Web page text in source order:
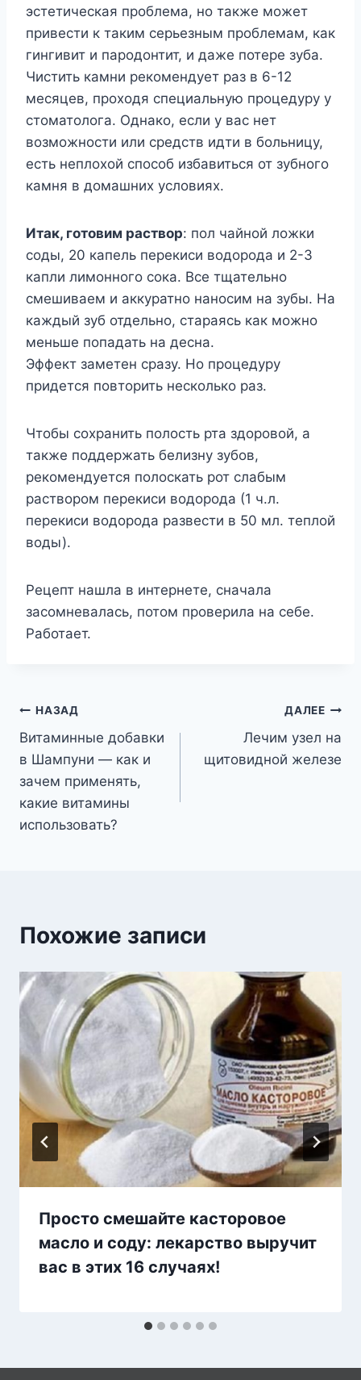
эстетическая проблема, но также может
привести к таким серьезным проблемам, как
гингивит и пародонтит, и даже потере зуба.
Чистить камни рекомендует раз в 6-12
месяцев, проходя специальную процедуру у
стоматолога. Однако, если у вас нет
возможности или средств идти в больницу,
есть неплохой способ избавиться от зубного
камня в домашних условиях.
Итак, готовим раствор: пол чайной ложки
соды, 20 капель перекиси водорода и 2-3
капли лимонного сока. Все тщательно
смешиваем и аккуратно наносим на зубы. На
каждый зуб отдельно, стараясь как можно
меньше попадать на десна.
Эффект заметен сразу. Но процедуру
придется повторить несколько раз.
Чтобы сохранить полость рта здоровой, а
также поддержать белизну зубов,
рекомендуется полоскать рот слабым
раствором перекиси водорода (1 ч.л.
перекиси водорода развести в 50 мл. теплой
воды).
Рецепт нашла в интернете, сначала
засомневалась, потом проверила на себе.
Работает.
Навигация
по
записям
НАЗАД
Витаминные добавки
в Шампуни — как и
зачем применять,
какие витамины
использовать?
ДАЛЕЕ
Лечим узел на
щитовидной железе
Похожие записи
Просто смешайте касторовое
масло и соду: лекарство выручит
вас в этих 16 случаях!